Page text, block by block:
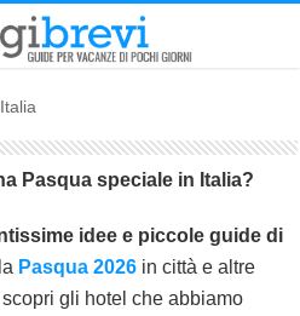
Pasqua speciale in Italia?
idee e piccole guide di
Pasqua 2026 in città e altre
gli hotel che abbiamo